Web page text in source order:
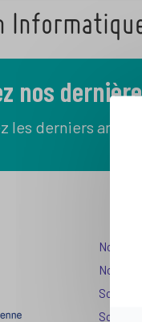
nos
les derniers
Nos
Nos
Solution